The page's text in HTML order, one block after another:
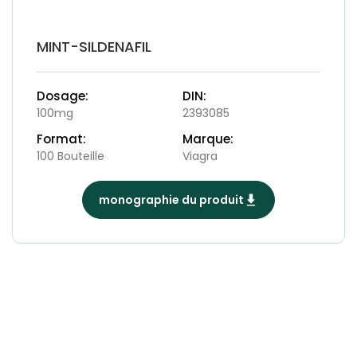
MINT-SILDENAFIL
Dosage:
100mg
DIN:
2393085
Format:
100 Bouteille
Marque:
Viagra
monographie du produit